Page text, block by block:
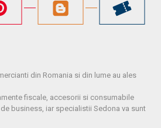
din Romania si din lume au ales
fiscale, accesorii si consumabile
business, iar specialistii Sedona va sunt